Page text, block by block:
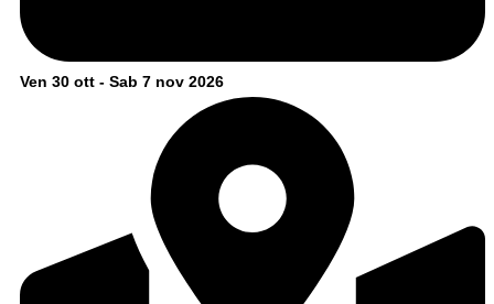
Ven 30 ott - Sab 7 nov 2026